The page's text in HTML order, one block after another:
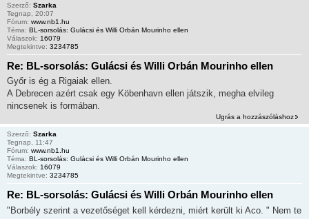
Szerző: Szarka
Tegnap, 20:07
Fórum: www.nb1.hu
Téma: BL-sorsolás: Gulácsi és Willi Orbán Mourinho ellen
Válaszok: 16079
Megtekintve: 3234785
Re: BL-sorsolás: Gulácsi és Willi Orbán Mourinho ellen
Győr is ég a Rigaiak ellen.
A Debrecen azért csak egy Köbenhavn ellen játszik, megha elvileg
nincsenek is formában.
Ugrás a hozzászóláshoz
Szerző: Szarka
Tegnap, 11:47
Fórum: www.nb1.hu
Téma: BL-sorsolás: Gulácsi és Willi Orbán Mourinho ellen
Válaszok: 16079
Megtekintve: 3234785
Re: BL-sorsolás: Gulácsi és Willi Orbán Mourinho ellen
"Borbély szerint a vezetőséget kell kérdezni, miért került ki Aco. " Nem te